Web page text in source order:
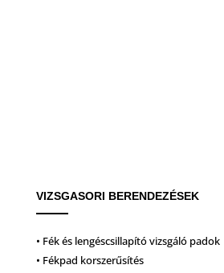
VIZSGASORI BERENDEZÉSEK
• Fék és lengéscsillapító vizsgáló padok
• Fékpad korszerűsítés